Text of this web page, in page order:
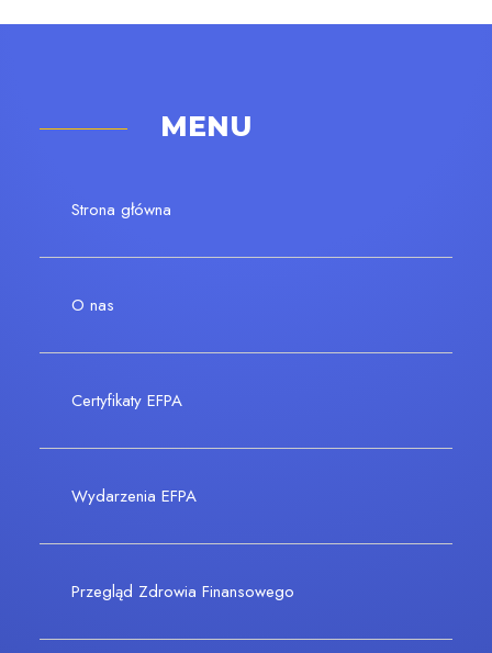
MENU
Strona główna
O nas
Certyfikaty EFPA
Wydarzenia EFPA
Przegląd Zdrowia Finansowego